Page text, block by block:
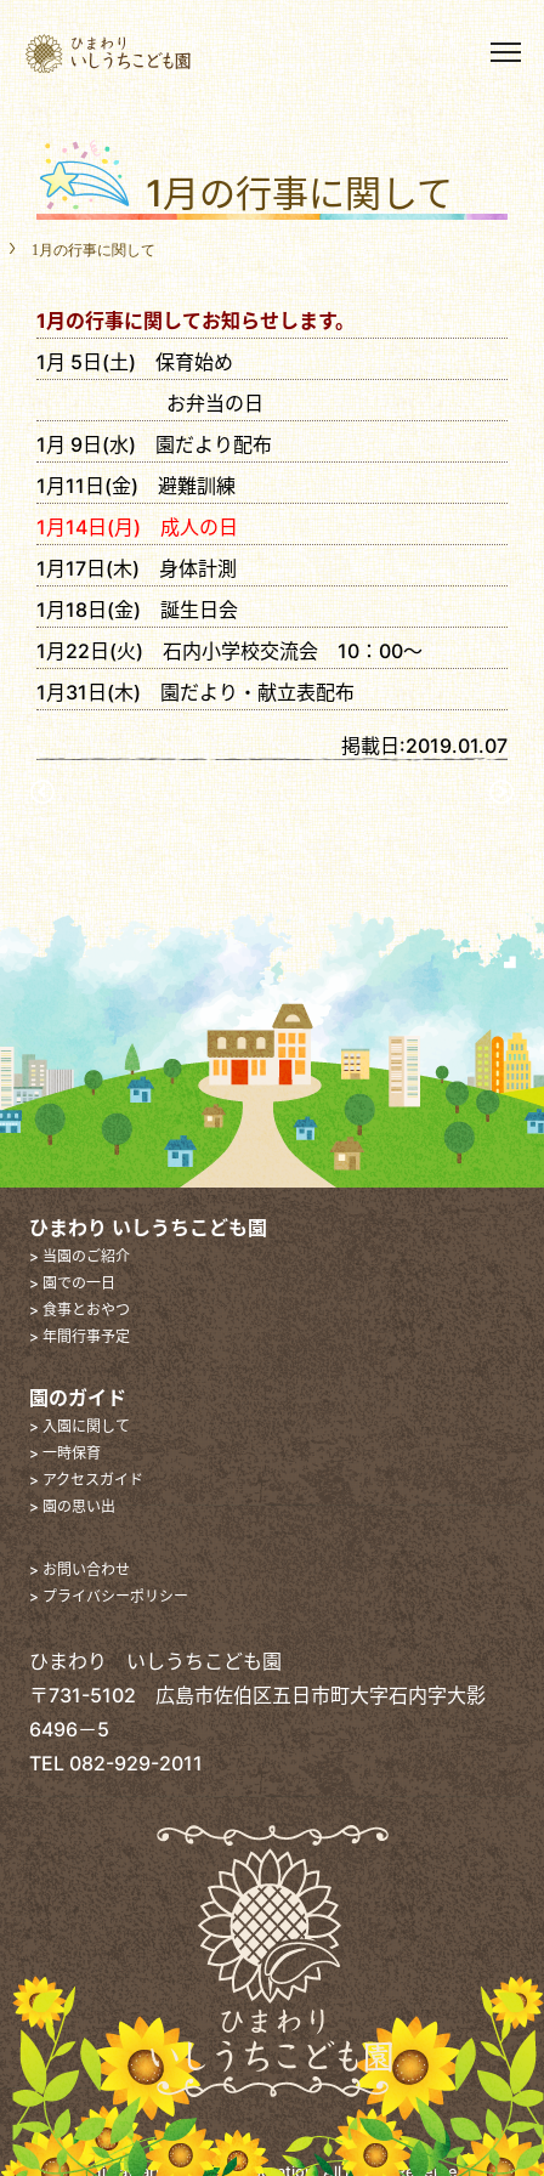
1月の行事に関して
1月の行事に関して
1月の行事に関してお知らせします。
1月 5日(土) 保育始め
お弁当の日
1月 9日(水) 園だより配布
1月11日(金) 避難訓練
1月14日(月) 成人の日
1月17日(木) 身体計測
1月18日(金) 誕生日会
1月22日(火) 石内小学校交流会 10：00～
1月31日(木) 園だより・献立表配布
掲載日:2019.01.07
ひまわり いしうちこども園
> 当園のご紹介
> 園での一日
> 食事とおやつ
> 年間行事予定
園のガイド
> 入園に関して
> 一時保育
> アクセスガイド
> 園の思い出
> お問い合わせ
> プライバシーポリシー
ひまわり いしうちこども園
〒731-5102 広島市佐伯区五日市町大字石内字大影
6496－5
TEL082-929-2011
©Himawari Welfare Corporation.All Rights Reserved.